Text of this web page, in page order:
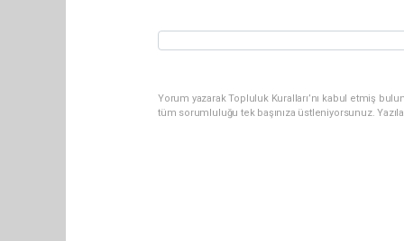
Yorum yazarak Topluluk Kuralları’nı kabul etmiş
tüm sorumluluğu tek başınıza üstleniyorsunuz.